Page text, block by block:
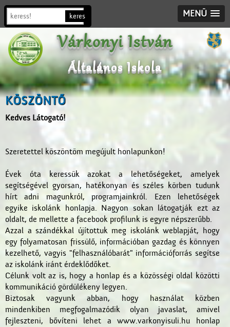
MENÜ
Várkonyi István
Általános Iskola
KÖSZÖNTŐ
Kedves Látogató!
Szeretettel köszöntöm megújult honlapunkon!
Évek óta keressük azokat a lehetőségeket, amelyek
segítségével gyorsan, hatékonyan és széles körben tudunk
hírt adni magunkról, programjainkról. Ezen lehetőségek
egyike iskolánk honlapja. Nagyon sokan látogatják ezt az
oldalt, de mellette a facebook profilunk is egyre népszerűbb.
Azzal a szándékkal újítottuk meg iskolánk weblapját, hogy
egy folyamatosan frissülő, információban gazdag és könnyen
kezelhető, vagyis "felhasználóbarát" információforrás segítse
az iskolánk iránt érdeklődőket.
Célunk volt az is, hogy a honlap és a közösségi oldal közötti
kommunikáció gördülékeny legyen.
Biztosak vagyunk abban, hogy használat közben
mindenkiben megfogalmazódik olyan javaslat, amivel
fejleszteni, bővíteni lehet a www.varkonyisuli.hu honlap